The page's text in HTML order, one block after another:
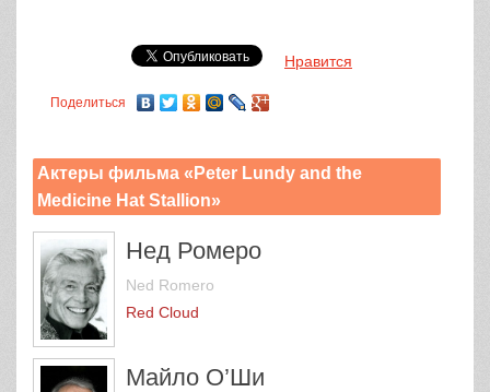
Нравится
Поделиться
Актеры фильма «Peter Lundy and the
Medicine Hat Stallion»
Нед Ромеро
Ned Romero
Red Cloud
Майло О’Ши